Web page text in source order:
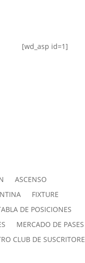
[wd_asp id=1]
ASCENSO
FIXTURE
DE POSICIONES
MERCADO DE PASES
CLUB DE